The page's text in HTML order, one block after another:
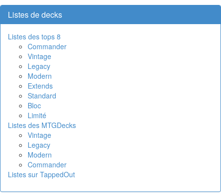
Listes de decks
Listes des tops 8
Commander
Vintage
Legacy
Modern
Extends
Standard
Bloc
Limité
Listes des MTGDecks
Vintage
Legacy
Modern
Commander
Listes sur TappedOut